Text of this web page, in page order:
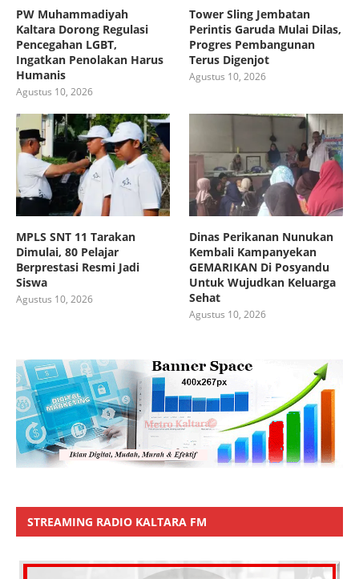
PW Muhammadiyah
Kaltara Dorong Regulasi
Pencegahan LGBT,
Ingatkan Penolakan Harus
Humanis
Agustus 10, 2026
Tower Sling Jembatan
Perintis Garuda Mulai Dilas,
Progres Pembangunan
Terus Digenjot
Agustus 10, 2026
MPLS SNT 11 Tarakan
Dimulai, 80 Pelajar
Berprestasi Resmi Jadi
Siswa
Agustus 10, 2026
Dinas Perikanan Nunukan
Kembali Kampanyekan
GEMARIKAN Di Posyandu
Untuk Wujudkan Keluarga
Sehat
Agustus 10, 2026
STREAMING RADIO KALTARA FM